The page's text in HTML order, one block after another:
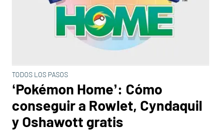
TODOS LOS PASOS
‘Pokémon Home’: Cómo
conseguir a Rowlet, Cyndaquil
y Oshawott gratis